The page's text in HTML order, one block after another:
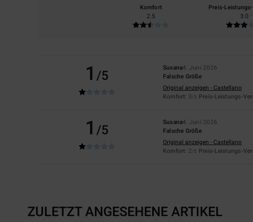
Komfort
2.5
Preis-
3.0
1 /5 Susana4. Juni 2026
Falsche Größe
Original anzeigen - Castellano
Komfort: 3/5 Preis-Leistungs-
1 /5 Susana4. Juni 2026
Falsche Größe
Original anzeigen - Castellano
Komfort: 2/5 Preis-Leistungs-
ZULETZT ANGESEHENE ARTIKEL